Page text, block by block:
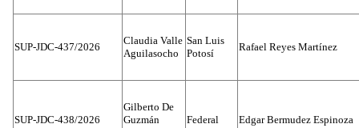
SUP-JDC-437/2026
Claudia Valle
Aguilasocho
San Luis
Potosí
Rafael Reyes Martínez
SUP-JDC-438/2026
Gilberto De
Guzmán
Federal Edgar Bermudez Espinoza